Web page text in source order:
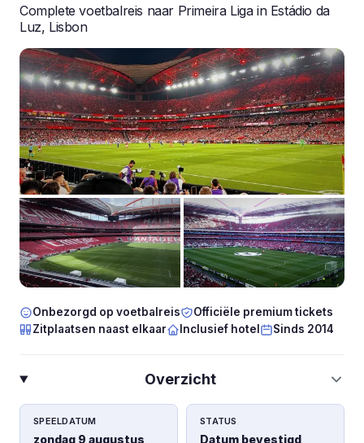
Complete voetbalreis naar Primeira Liga in Estádio da
Luz, Lisbon
Onbezorgd op voetbalreis
Officiële premium tickets
Zitplaatsen naast elkaar
Inclusief hotel Sinds 2014
Overzicht
SPEELDATUM
zondag 9 augustus
STATUS
Datum bevestigd